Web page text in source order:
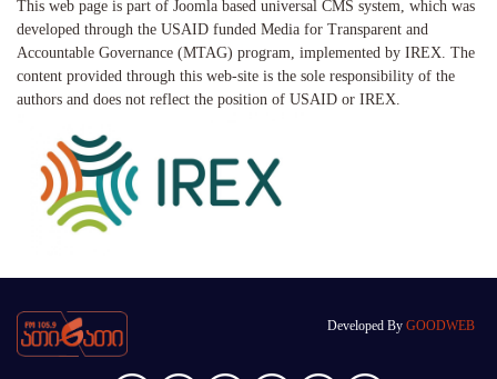
This web page is part of Joomla based universal CMS system, which was
developed through the USAID funded Media for Transparent and
Accountable Governance (MTAG) program, implemented by IREX. The
content provided through this web-site is the sole responsibility of the
authors and does not reflect the position of USAID or IREX.
Developed By GOODWEB